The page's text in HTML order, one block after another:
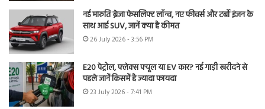
नई मारुति ब्रेजा फेसलिफ्ट लॉन्च, नए फीचर्स और टर्बो इंजन के
साथ आई SUV, जानें क्या है कीमत
26 July 2026 - 3:56 PM
E20 पेट्रोल, फ्लेक्स फ्यूल या EV कार? नई गाड़ी खरीदने से
पहले जानें किसमें है ज्यादा फायदा
23 July 2026 - 7:41 PM